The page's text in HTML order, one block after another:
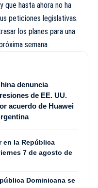
que hasta ahora no ha
peticiones legislativas.
los planes para una
semana.
denuncia
de EE. UU.
acuerdo de Huawei
en la República
7 de agosto de
Dominicana se